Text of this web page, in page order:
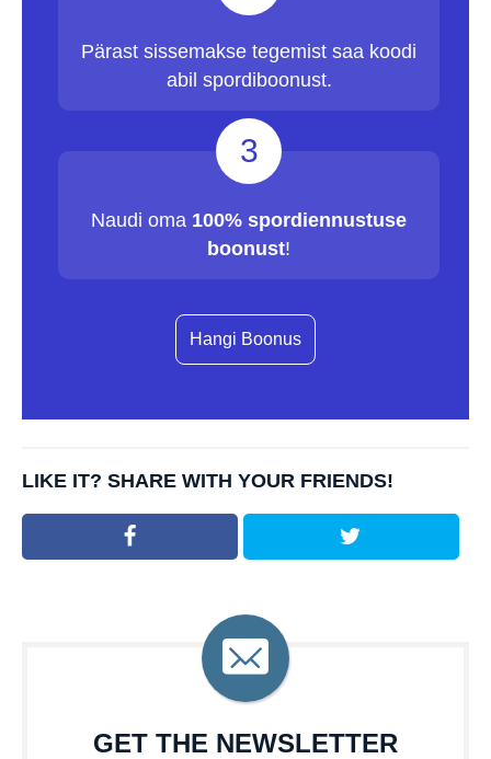
Pärast sissemakse tegemist saa koodi
abil spordiboonust.
3
Naudi oma 100% spordiennustuse
boonust!
Hangi Boonus
LIKE IT? SHARE WITH YOUR FRIENDS!
GET THE NEWSLETTER